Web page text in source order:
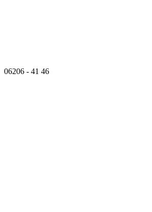
06206 - 41 46